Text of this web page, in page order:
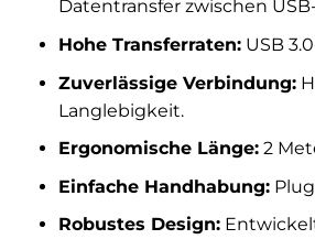
Datentransfer zwischen
Hohe Transferraten:USB
Zuverlässige Verbindung:
Langlebigkeit.
Ergonomische Länge:2
Einfache Handhabung:
Robustes Design: